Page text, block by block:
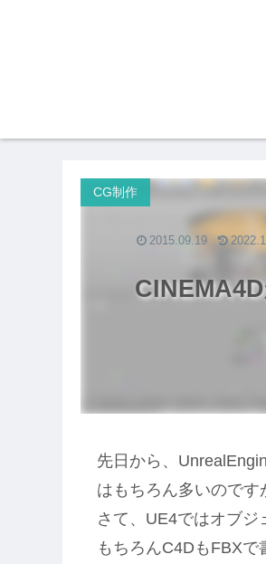
CG制作
2015.09.19
先日から、
はもちろん多いのです
さて、UE4ではオブジ
もちろんC4DもFBX